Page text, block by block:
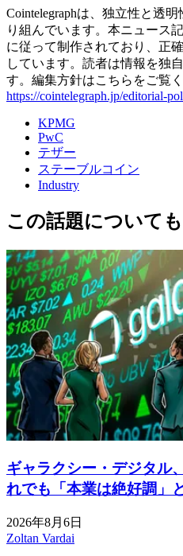
Cointelegraphは、独立性と透
り組んでいます。本ニュース
に従って制作されており、正
しています。読者は情報を独
す。編集方針はこちらをご覧
https://cointelegraph.jp/editorial-
KPMG
PwC
テザー
ステーブルコイン
Industry
この話題について
ギャラクシー・デジタル
れでも「本業は絶好調」
2026年8月6日
Zoltan Vardai